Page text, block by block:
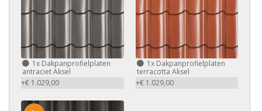
1x Dakpanprofielplaten
antraciet Aksel
+€ 1.029,00
1xDakpanprofielplaten
terracotta Aksel
+€ 1.029,00